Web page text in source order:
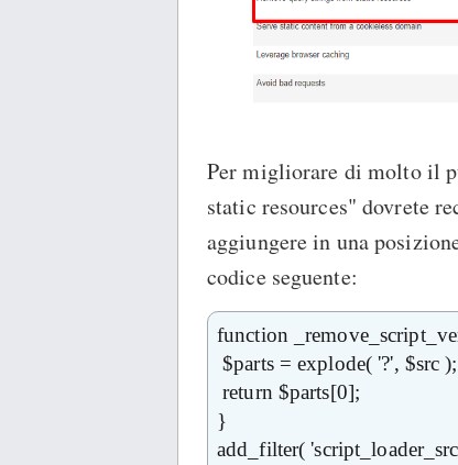
Per migliorare di molto il
static resources" dovrete
aggiungere in una
codice seguente:
function
$parts = explode( '?', $src );
return $parts[0];
}
add_filter(